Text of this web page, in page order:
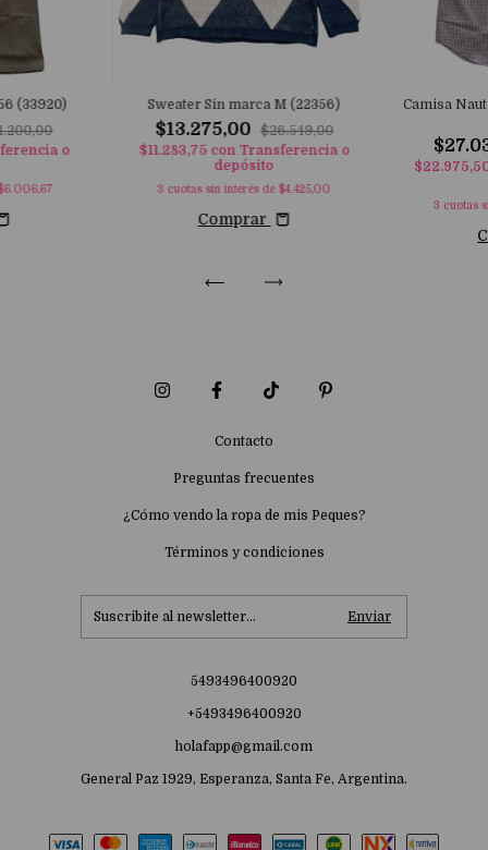
(33920)
o
Sweater Sin marca M (22356)
$13.275,00
$26.549,00
$11.283,75 con Transferencia o
depósito
3 cuotas sin interés de $4.425,00
Comprar
Camisa
3 cuotas
Contacto
Preguntas frecuentes
¿Cómo vendo la ropa de mis Peques?
Términos y condiciones
5493496400920
+5493496400920
holafapp@gmail.com
General Paz 1929, Esperanza, Santa Fe, Argentina.